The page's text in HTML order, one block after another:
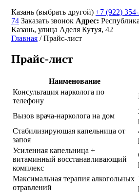
Казань (выбрать другой) +7 (922)
74 Заказать звонок Адрес:
Казань, улица Аделя Кутуя, 42
Главная /Прайс-лист
Прайс-лист
Наименование
Консультация нарколога по
телефону
Вызов врача-нарколога на дом
Стабилизирующая капельница от
запоя
Усиленная капельница +
витаминный восстанавливающий
комплекс
Максимальная терапия алкогольных
отравлений